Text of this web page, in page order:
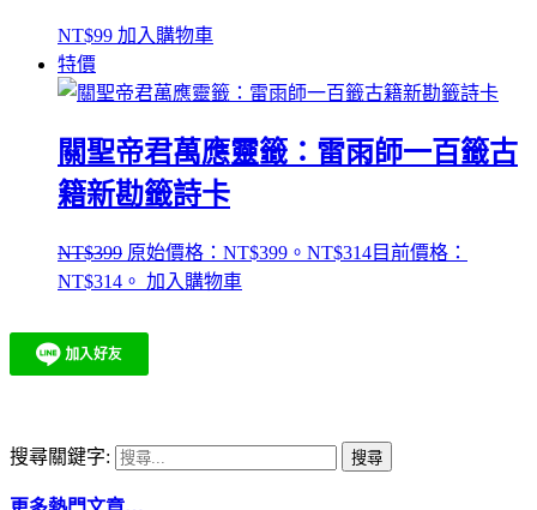
NT$99 加入購物車
特價
關聖帝君萬應靈籤：雷雨師一百籤古
籍新勘籤詩卡
NT$399 原始價格：NT$399。 NT$314目前價格：
NT$314。 加入購物車
搜尋關鍵字: